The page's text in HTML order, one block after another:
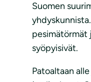
Suomen
pesimätörmät
syöpyisivät.
Patoaltaan